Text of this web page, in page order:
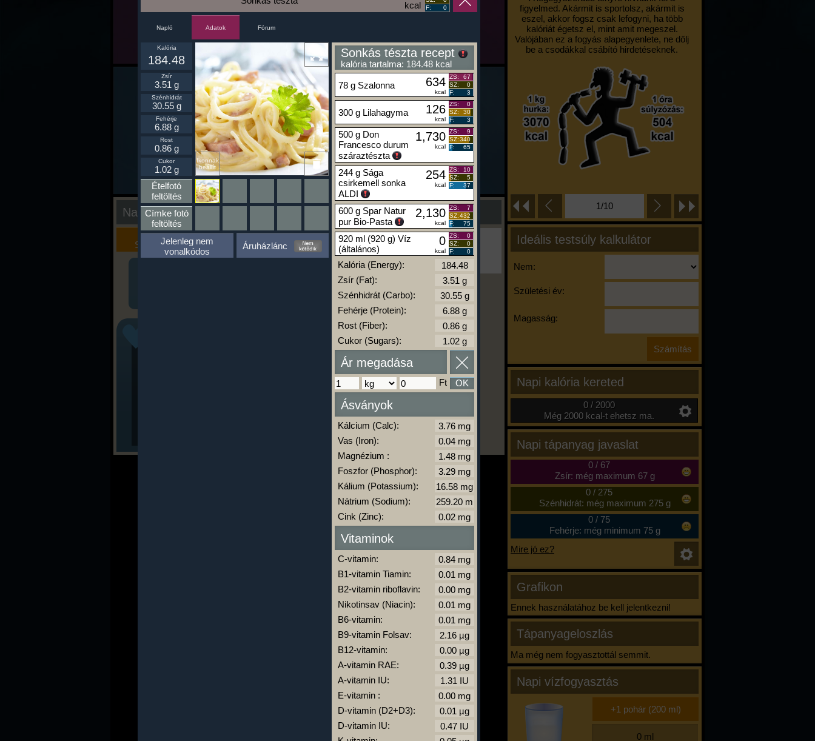
figyelmed. Akármit is sportolsz, akármit is
eszel, akkor fogsz csak lefogyni, ha több
kalóriát égetsz el, mint amit megeszel.
Valójában ez a fogyás alapegyenlete, ne dőlj
be a csodákkal csábító hirdetéseknek.
1/10
Ideális testsúly kalkulátor
Nem:
Születési év:
Magasság:
Napi kalória kereted
0 / 2000
Még 2000 kcal-t ehetsz ma.
Napi tápanyag javaslat
0/ 67
Zsír: még maximum 67 g
0/ 275
Szénhidrát: még maximum 275 g
0/ 75
Fehérje: még minimum 75 g
Mire jó ez?
Grafikon
Ennek használatához be kell jelentkezni!
Tápanyageloszlás
Ma még nem fogyasztottál semmit.
Napi vízfogyasztás
Nap kiértékelése
Kalória
Szimulátor
Szöveges
Értékelés
Ha ma már nem eszel/sportolsz többet,
kattints a kiértékelésre!
A Kalória Szimulátor Prémium funkció.
kalóriabázis.hu
-
kcal
F:
0
Napló Adatok Fórum
Ikonnak
beállít
Kalória
184.48
Zsír
3.51 g
Szénhidrát
30.55 g
Fehérje
6.88 g
Rost
0.86 g
Cukor
1.02 g
Ételfotó
feltöltés
Címke fotó
feltöltés
Jelenleg nem
vonalkódos
Áruházlánc
Sonkás tészta recept
kalória tartalma: 184.48 kcal
78 g Szalonna 634
kcal
ZS:
67
SZ:
0
F:
3
300 g Lilahagyma 126
kcal
ZS:
0
SZ:
30
F:
3
500 g Don
Francesco durum
száraztészta
1,730
kcal
ZS:
9
SZ:340
F:
65
244 g Sága
csirkemell sonka
ALDI
254
kcal
ZS:
10
SZ:
5
F:
37
600 g Spar Natur
pur Bio-Pasta
2,130
kcal
ZS:
7
SZ:432
F:
75
920 ml (920 g) Víz
(általános)
0
kcal
ZS:
0
SZ:
0
F:
0
Kalória (Energy):
Zsír (Fat):
Szénhidrát (Carbo):
Fehérje (Protein):
Rost (Fiber):
Cukor (Sugars):
Ár megadása
Ft OK
Ásványok
Kálcium (Calc):
Vas (Iron):
Magnézium :
Foszfor (Phosphor):
Kálium (Potassium):
Nátrium (Sodium):
Cink (Zinc):
Vitaminok
C-vitamin:
B1-vitamin Tiamin:
B2-vitamin riboflavin:
Nikotinsav (Niacin):
B6-vitamin:
B9-vitamin Folsav:
B12-vitamin:
A-vitamin RAE:
A-vitamin IU:
E-vitamin :
D-vitamin (D2+D3):
D-vitamin IU: